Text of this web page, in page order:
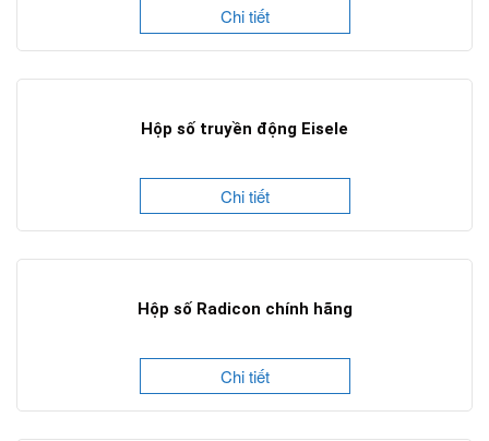
Chi tiết
Hộp số truyền động Eisele
Chi tiết
Hộp số Radicon chính hãng
Chi tiết